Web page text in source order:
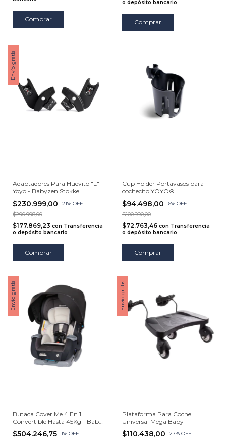
Comprar
o depósito bancario
Envío gratis
Adaptadores Para Huevito "L"
Yoyo - Babyzen Stokke
$230.999,00 -21% OFF
$290.998,00
$177.869,23 con Transferencia
o depósito bancario
Cup Holder Portavasos para
cochecito YOYO®
$94.498,00 -6% OFF
$100.990,00
$72.763,46 con Transferencia
o depósito bancario
Envío gratis
Butaca Cover Me 4 En 1
Convertible Hasta 45Kg - Baby
Trend
$504.246,75 -1% OFF
Envío gratis
Plataforma Para Coche
Universal Mega Baby
$110.438,00 -27% OFF